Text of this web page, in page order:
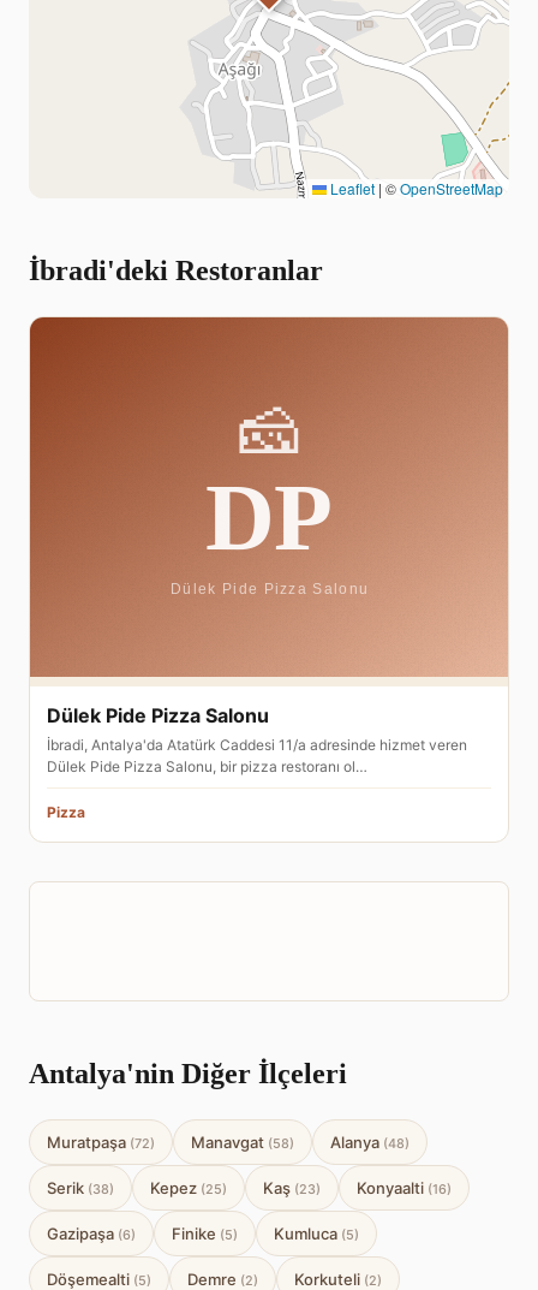
Leaflet | ©OpenStreetMap
İbradi'deki Restoranlar
Dülek Pide Pizza Salonu
İbradi, Antalya'da Atatürk Caddesi 11/a adresinde hizmet veren
Dülek Pide Pizza Salonu, bir pizza restoranı ol…
Pizza
Antalya'nin Diğer İlçeleri
Muratpaşa (72) Manavgat (58) Alanya (48)
Serik (38) Kepez (25) Kaş (23) Konyaalti (16)
Gazipaşa (6) Finike (5) Kumluca (5)
Döşemealti (5) Demre (2) Korkuteli (2)